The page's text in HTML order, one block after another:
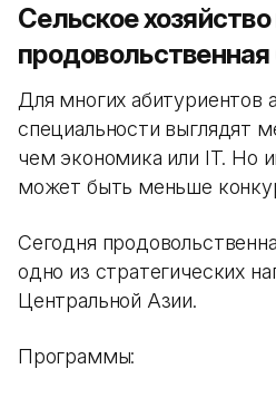
Сельское хозяйство
Для многих абитуриентов
специальности выглядят
чем экономика или IT. Но
может быть меньше
Сегодня
одно из стратегических
Центральной Азии.
Программы: